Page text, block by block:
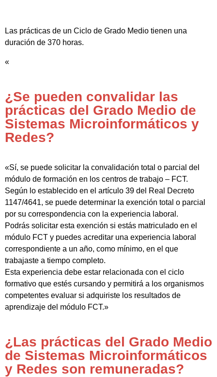
Las prácticas de un Ciclo de Grado Medio tienen una
duración de 370 horas.
«
¿Se pueden convalidar las
prácticas del Grado Medio de
Sistemas Microinformáticos y
Redes?
«Sí, se puede solicitar la convalidación total o parcial del
módulo de formación en los centros de trabajo – FCT.
Según lo establecido en el artículo 39 del Real Decreto
1147/4641, se puede determinar la exención total o parcial
por su correspondencia con la experiencia laboral.
Podrás solicitar esta exención si estás matriculado en el
módulo FCT y puedes acreditar una experiencia laboral
correspondiente a un año, como mínimo, en el que
trabajaste a tiempo completo.
Esta experiencia debe estar relacionada con el ciclo
formativo que estés cursando y permitirá a los organismos
competentes evaluar si adquiriste los resultados de
aprendizaje del módulo FCT.»
¿Las prácticas del Grado Medio
de Sistemas Microinformáticos
y Redes son remuneradas?